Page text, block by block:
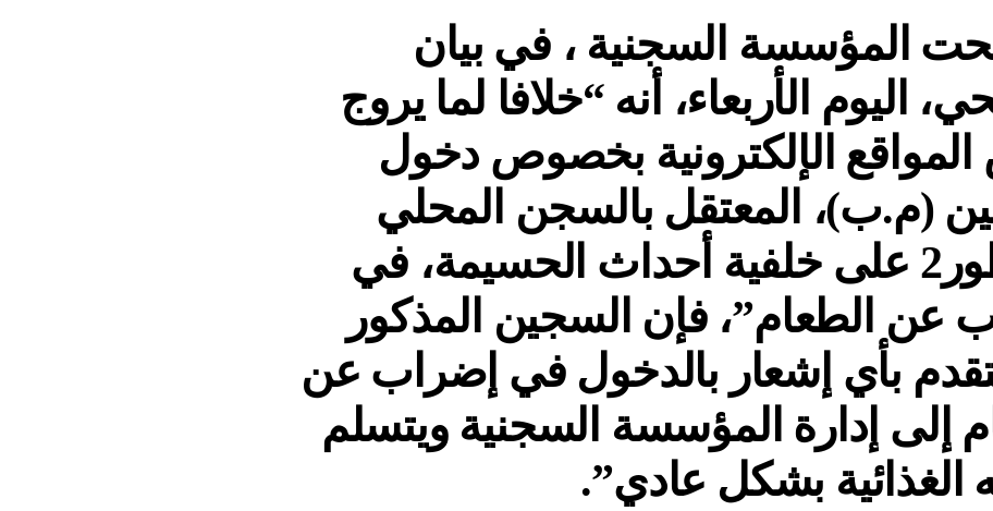
المؤسسة السجنية ، في بيان
اليوم الأربعاء، أنه “خلافا لما يروج
الإلكترونية بخصوص دخول
(م.ب)، المعتقل بالسجن المحلي
بالناظور2 على خلفية أحداث الحسيمة، في
عن الطعام”، فإن السجين المذكور
بأي إشعار بالدخول في إضراب عن
إلى إدارة المؤسسة السجنية ويتسلم
الغذائية بشكل عادي”.